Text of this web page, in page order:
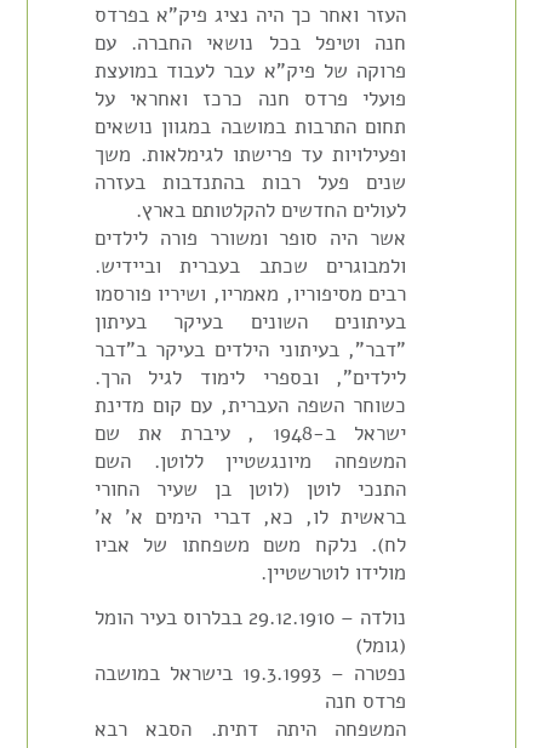
העזר ואחר כך היה נציג פיק"א בפרדס
חנה וטיפל בכל נושאי החברה. עם
פרוקה של פיק"א עבר לעבוד במועצת
פועלי פרדס חנה כרכז ואחראי על
תחום התרבות במושבה במגוון נושאים
ופעילויות עד פרישתו לגימלאות. משך
שנים פעל רבות בהתנדבות בעזרה
לעולים החדשים להקלטותם בארץ.
אשר היה סופר ומשורר פורה לילדים
ולמבוגרים שכתב בעברית וביידיש.
רבים מסיפוריו, מאמריו, ושיריו פורסמו
בעיתונים השונים בעיקר בעיתון
"דבר", בעיתוני הילדים בעיקר ב"דבר
לילדים", ובספרי לימוד לגיל הרך.
כשוחר השפה העברית, עם קום מדינת
ישראל ב-1948 , עיברת את שם
המשפחה מיונגשטיין ללוטן. השם
התנכי לוטן (לוטן בן שעיר החורי
בראשית לו, כא, דברי הימים א' א'
לח). נלקח משם משפחתו של אביו
מולידו לוטרשטיין.
נולדה – 29.12.1910 בבלרוס בעיר הומל
(גומל)
נפטרה – 19.3.1993 בישראל במושבה
פרדס חנה
המשפחה היתה דתית. הסבא רבא